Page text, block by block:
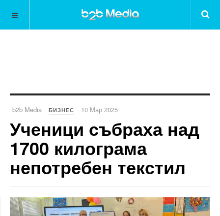
b2b Media БИЗНЕС 10 Мар 2025
Ученици събраха над
1700 килограма
непотребен текстил